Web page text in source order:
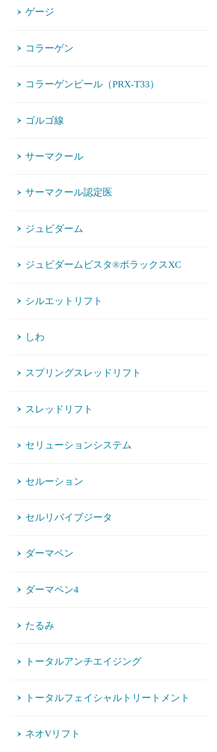
ゲージ
コラーゲン
コラーゲンピール（PRX-T33）
ゴルゴ線
サーマクール
サーマクール認定医
ジュビダーム
ジュビダームビスタ®ボラックスXC
シルエットリフト
しわ
スプリングスレッドリフト
スレッドリフト
セリューションシステム
セルーション
セルリバイブジータ
ダーマペン
ダーマペン4
たるみ
トータルアンチエイジング
トータルフェイシャルトリートメント
ネオVリフト